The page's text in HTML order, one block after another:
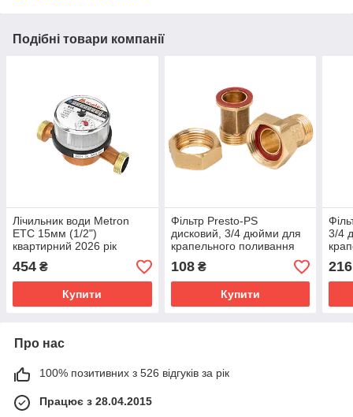
Подібні товари компанії
Лічильник води Мetron
ETС 15мм (1/2")
квартирний 2026 рік
454 ₴
Купити
Фільтр Presto-PS
дисковий, 3/4 дюйми для
крапельного поливання
(1725-D-120)
108₴
Купити
3/4
216
Про нас
100% позитивних з 526 відгуків за рік
Працює з 28.04.2015